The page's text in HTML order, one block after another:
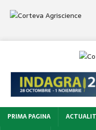
PRIMA PAGINA